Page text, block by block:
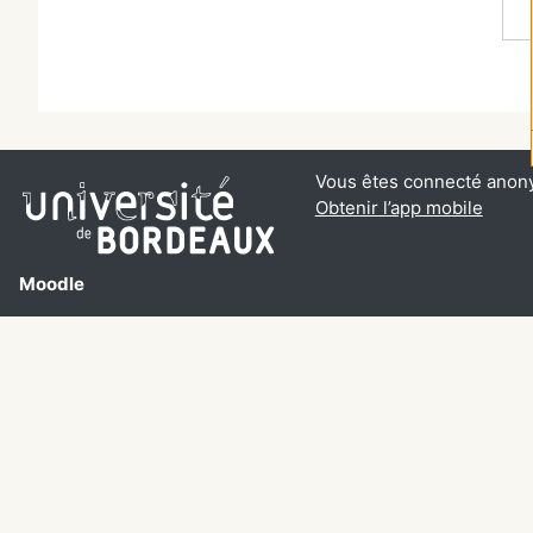
Moodle
Vous êtes connecté
Obtenir l’app mobile